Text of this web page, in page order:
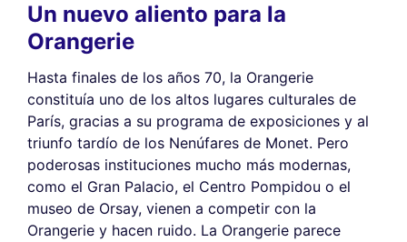
Un nuevo aliento para la
Orangerie
Hasta finales de los años 70, la Orangerie
constituía uno de los altos lugares culturales de
París, gracias a su programa de exposiciones y al
triunfo tardío de los Nenúfares de Monet. Pero
poderosas instituciones mucho más modernas,
como el Gran Palacio, el Centro Pompidou o el
museo de Orsay, vienen a competir con la
Orangerie y hacen ruido. La Orangerie parece